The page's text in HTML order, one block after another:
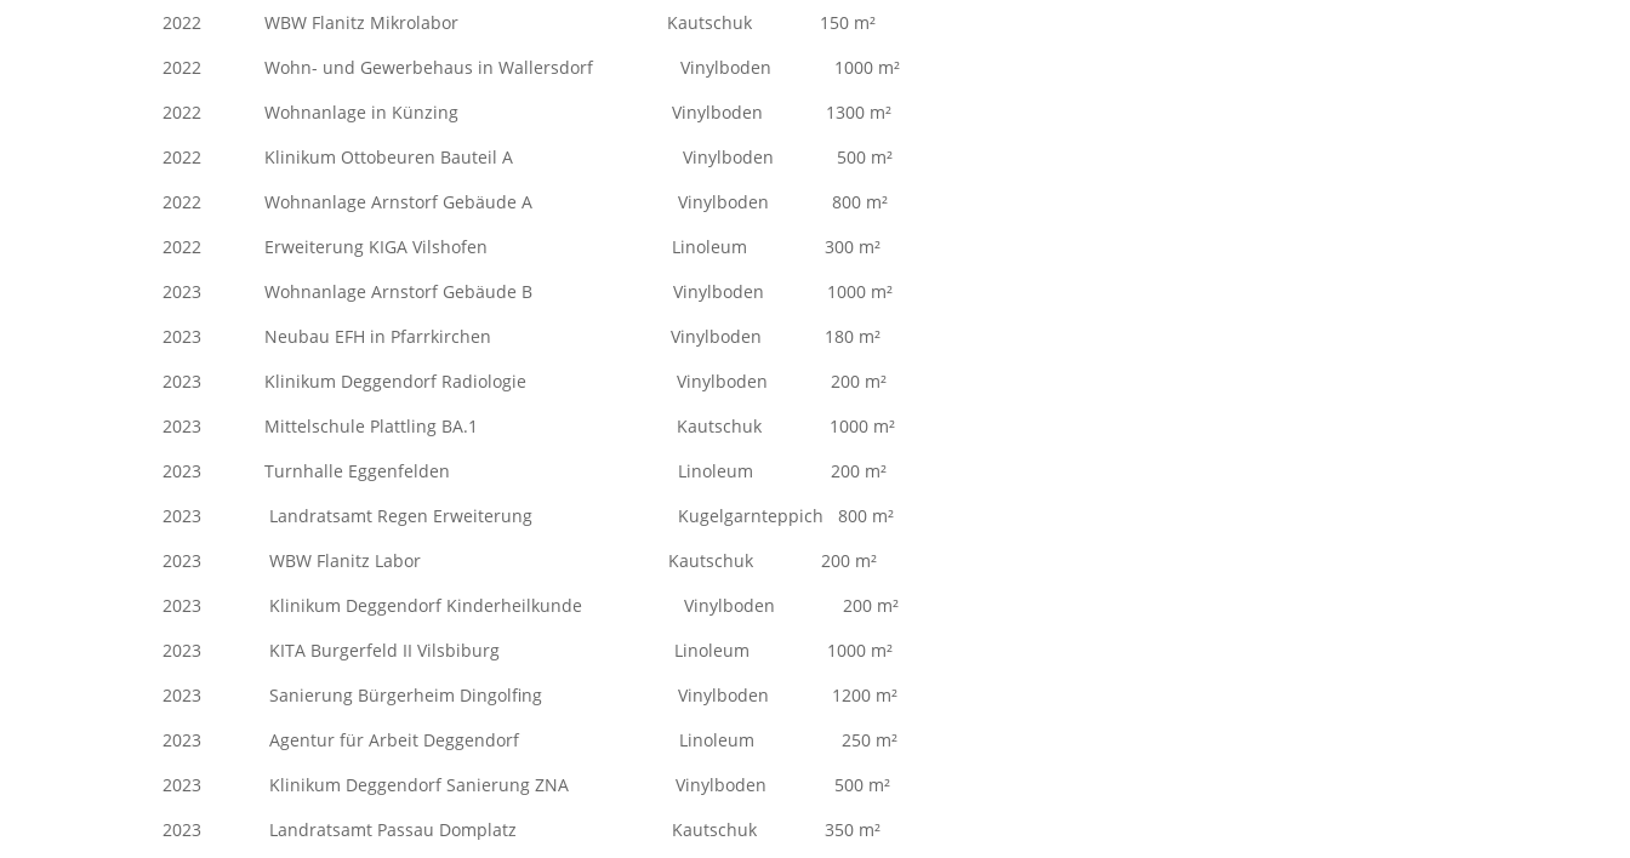
2022 WBW Flanitz Mikrolabor Kautschuk 150 m²
2022 Wohn- und Gewerbehaus in Wallersdorf Vinylboden 1000 m²
2022 Wohnanlage in Künzing Vinylboden 1300 m²
2022 Klinikum Ottobeuren Bauteil A Vinylboden 500 m²
2022 Wohnanlage Arnstorf Gebäude A Vinylboden 800 m²
2022 Erweiterung KIGA Vilshofen Linoleum 300 m²
2023 Wohnanlage Arnstorf Gebäude B Vinylboden 1000 m²
2023 Neubau EFH in Pfarrkirchen Vinylboden 180 m²
2023 Klinikum Deggendorf Radiologie Vinylboden 200 m²
2023 Mittelschule Plattling BA.1 Kautschuk 1000 m²
2023 Turnhalle Eggenfelden Linoleum 200 m²
2023 Landratsamt Regen Erweiterung Kugelgarnteppich 800 m²
2023 WBW Flanitz Labor Kautschuk 200 m²
2023 Klinikum Deggendorf Kinderheilkunde Vinylboden 200 m²
2023 KITA Burgerfeld II Vilsbiburg Linoleum 1000 m²
2023 Sanierung Bürgerheim Dingolfing Vinylboden 1200 m²
2023 Agentur für Arbeit Deggendorf Linoleum 250 m²
2023 Klinikum Deggendorf Sanierung ZNA Vinylboden 500 m²
2023 Landratsamt Passau Domplatz Kautschuk 350 m²